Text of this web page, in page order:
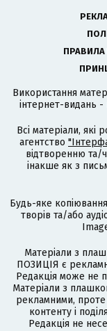
ПРАВИЛА
Використання
інтернет-видань -
Всі матеріали, які
агентство
відтворенню
інакше як з
Будь-яке
творів та/або
Матеріали з
ПОЗИЦІЯ є
Редакція може не
Матеріали з
рекламними, проте
контенту і
Редакція не